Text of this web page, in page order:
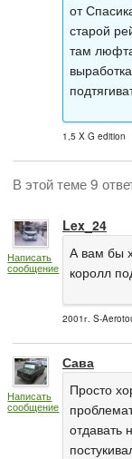
от
старой
там
1,5 X G edition
В этой теме 9
Написать
сообщение
Lex_24
А вам бы
королл
2001г. S-
Написать
сообщение
Сава
Просто
отдавать